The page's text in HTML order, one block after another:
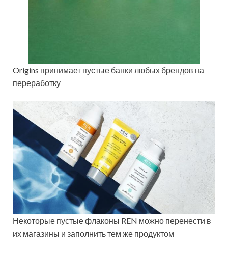
Origins принимает пустые банки любых брендов на
переработку
Некоторые пустые флаконы REN можно перенести в
их магазины и заполнить тем же продуктом